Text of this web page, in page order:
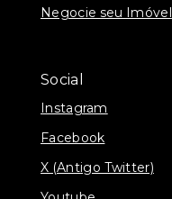
Negocie seu Imóvel
Social
Instagram
Facebook
X (Antigo Twitter)